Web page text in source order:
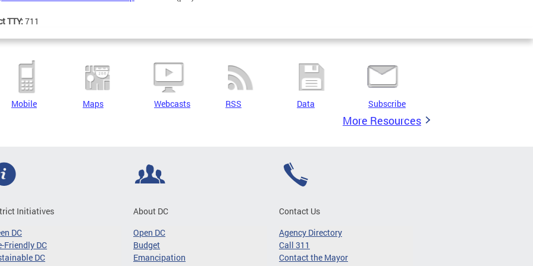
TTY: 711
Mobile Maps Webcasts RSS Data Subscribe
More Resources
Initiatives
DC
Friendly DC
DC
About DC
Open DC
Budget
Emancipation
Contact Us
Agency Directory
Call 311
Contact the Mayor